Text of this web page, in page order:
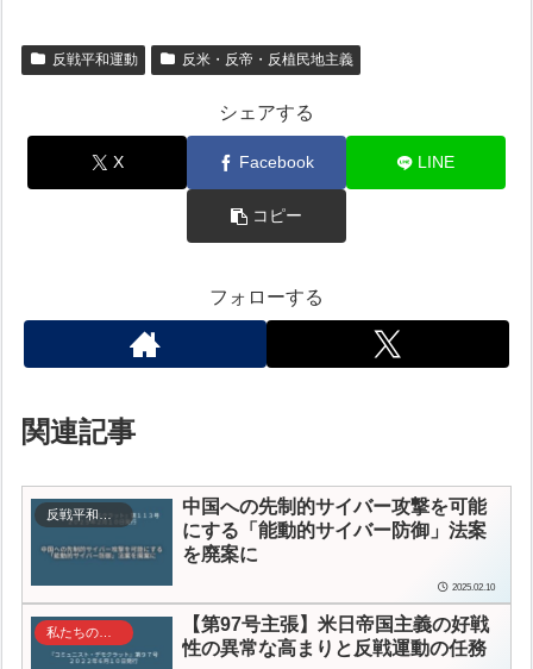
反戦平和運動 反米・反帝・反植民地主義
シェアする
X Facebook LINE
コピー
フォローする
関連記事
反戦平和運動
中国への先制的サイバー攻撃を可能
にする 「能動的サイバー防御」法案
を廃案に
2025.02.10
【第97号主張】 米日帝国主義の好戦
性の異常な高まりと反戦運動の任務